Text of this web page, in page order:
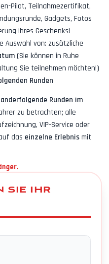
Pilot, Teilnahmezertifikat,
Gadgets, Fotos
Ihres Geschenks!
Auswahl von: zusätzliche
(Sie können in Ruhe
Sie teilnehmen möchten!)
Runden
Runden im
zu betrachten; alle
VIP-Service oder
das einzelne Erlebnis mit
SIE IHR